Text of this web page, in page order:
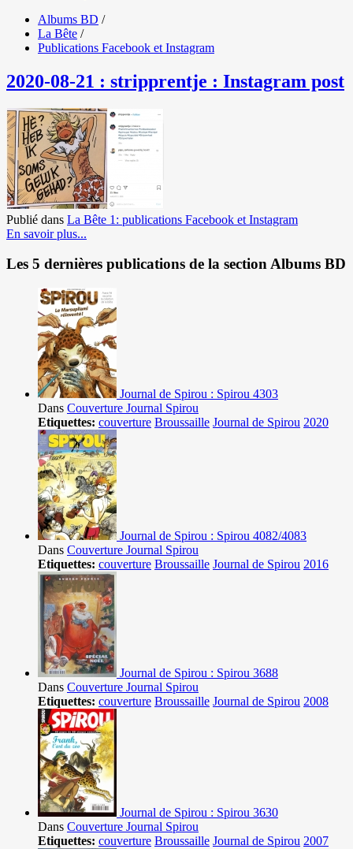
Albums BD /
La Bête /
Publications Facebook et Instagram
2020-08-21 : stripprentje : Instagram post
Publié dans La Bête 1: publications Facebook et Instagram
En savoir plus...
Les 5 dernières publications de la section Albums BD
Journal de Spirou : Spirou 4303
Dans Couverture Journal Spirou
Etiquettes: couverture Broussaille Journal de Spirou 2020
Journal de Spirou : Spirou 4082/4083
Dans Couverture Journal Spirou
Etiquettes: couverture Broussaille Journal de Spirou 2016
Journal de Spirou : Spirou 3688
Dans Couverture Journal Spirou
Etiquettes: couverture Broussaille Journal de Spirou 2008
Journal de Spirou : Spirou 3630
Dans Couverture Journal Spirou
Etiquettes: couverture Broussaille Journal de Spirou 2007